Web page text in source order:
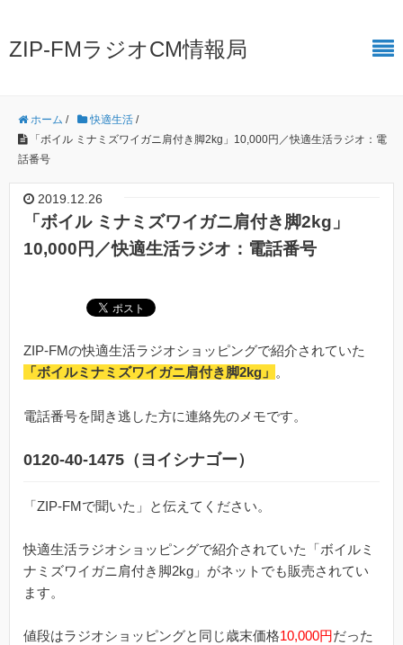
ZIP-FMラジオCM情報局
ホーム / 快適生活 /
「ボイル ミナミズワイガニ肩付き脚2kg」10,000円／快適生活ラジオ：電
話番号
2019.12.26
「ボイル ミナミズワイガニ肩付き脚2kg」
10,000円／快適生活ラジオ：電話番号
ZIP-FMの快適生活ラジオショッピングで紹介されていた
「ボイルミナミズワイガニ肩付き脚2kg」 。
電話番号を聞き逃した方に連絡先のメモです。
0120-40-1475（ヨイシナゴー）
「ZIP-FMで聞いた」と伝えてください。
快適生活ラジオショッピングで紹介されていた「ボイルミ
ナミズワイガニ肩付き脚2kg」がネットでも販売されてい
ます。
値段はラジオショッピングと同じ歳末価格10,000円だった